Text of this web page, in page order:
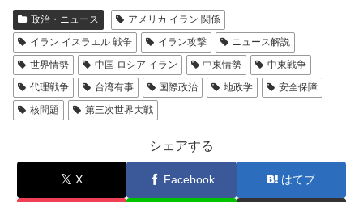
政治・ニュース
アメリカ イラン 関係
イラン イスラエル 戦争
イラン攻撃
ニュース解説
世界情勢
中国 ロシア イラン 中東情勢
中東戦争
代理戦争
台湾有事 国際政治 地政学
安全保障
核問題
第三次世界大戦
シェアする
X Facebook はてブ